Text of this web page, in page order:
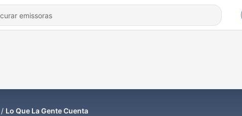
Lo Que La Gente Cuenta